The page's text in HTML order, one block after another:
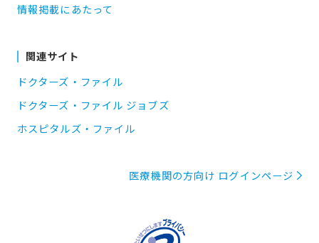
情報掲載にあたって
関連サイト
ドクターズ・ファイル
ドクターズ・ファイル ジョブズ
ホスピタルズ・ファイル
医療機関の方向け ログインページ